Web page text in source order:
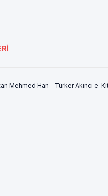
Mehmed Han - Türker Akıncı e-